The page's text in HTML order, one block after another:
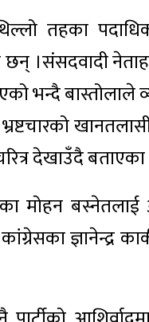
तहका
नेताहरुले
भन्दै बास्तोलाले
देखाउँदै
मोहन
ज्ञानेन्द्र